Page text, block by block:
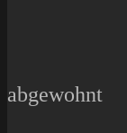
abgewohnt